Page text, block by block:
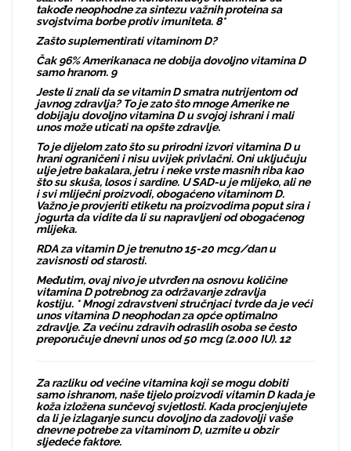
takođe neophodne za sintezu važnih proteina sa
svojstvima borbe protiv imuniteta. 8*
Zašto suplementirati vitaminom D?
Čak 96% Amerikanaca ne dobija dovoljno vitamina D
samo hranom. 9
Jeste li znali da se vitamin D smatra nutrijentom od
javnog zdravlja? To je zato što mnoge Amerike ne
dobijaju dovoljno vitamina D u svojoj ishrani i mali
unos može uticati na opšte zdravlje.
To je dijelom zato što su prirodni izvori vitamina D u
hrani ograničeni i nisu uvijek privlačni. Oni uključuju
ulje jetre bakalara, jetru i neke vrste masnih riba kao
što su skuša, losos i sardine. U SAD-u je mlijeko, ali ne
i svi mliječni proizvodi, obogaćeno vitaminom D.
Važno je provjeriti etiketu na proizvodima poput sira i
jogurta da vidite da li su napravljeni od obogaćenog
mlijeka.
RDA za vitamin D je trenutno 15-20 mcg/dan u
zavisnosti od starosti.
Međutim, ovaj nivo je utvrđen na osnovu količine
vitamina D potrebnog za održavanje zdravlja
kostiju. * Mnogi zdravstveni stručnjaci tvrde da je veći
unos vitamina D neophodan za opće optimalno
zdravlje. Za većinu zdravih odraslih osoba se često
preporučuje dnevni unos od 50 mcg (2.000 IU). 12
Za razliku od većine vitamina koji se mogu dobiti
samo ishranom, naše tijelo proizvodi vitamin D kada je
koža izložena sunčevoj svjetlosti. Kada procjenjujete
da li je izlaganje suncu dovoljno da zadovolji vaše
dnevne potrebe za vitaminom D, uzmite u obzir
sljedeće faktore.